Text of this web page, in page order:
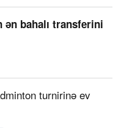
bahalı transferini
turnirinə ev